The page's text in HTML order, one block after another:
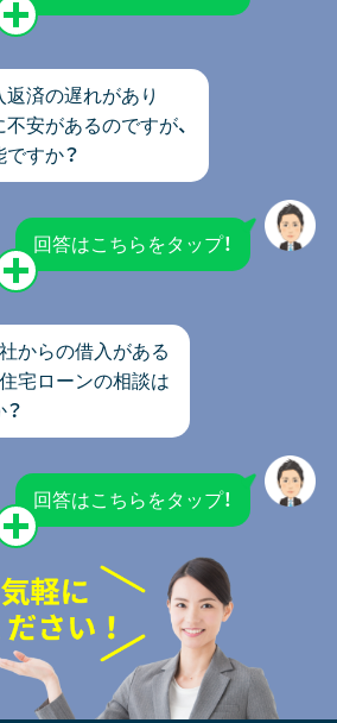
返済の遅れがあり
不安があるのですが、
すか？
回答はこちらをタップ！
からの借入がある
住宅ローンの相談は
回答はこちらをタップ！